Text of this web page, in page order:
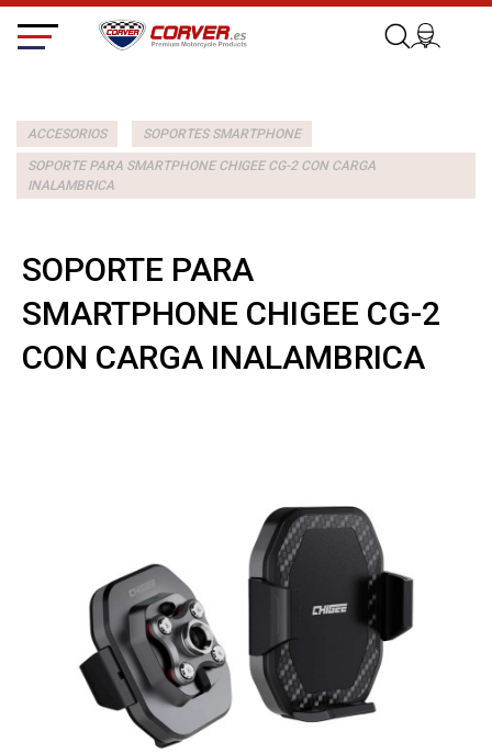
ACCESORIOS SOPORTES SMARTPHONE
SOPORTE PARA SMARTPHONE CHIGEE CG-2 CON CARGA
INALAMBRICA
SOPORTE PARA
SMARTPHONE CHIGEE CG-2
CON CARGA INALAMBRICA